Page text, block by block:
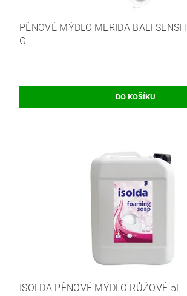
PĚNOVÉ MÝDLO MERIDA BALI
G
ISOLDA PĚNOVÉ MÝDLO RŮŽOVÉ 5L